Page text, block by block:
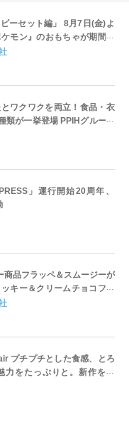
ーセット編」 8月7日(金)よ
モン』のおもちゃが期間限
ワクワクを両立！食品・衣
類が一挙登場 PPIHグループ
(木)より順次スタート
」運行開始20周年、
品フラッペ＆スムージーが
キー＆クリームチョコフラ
ー」8月5日（水）から販売
プチプチとした食感、とろ
力をたっぷりと。新作を含
が登場8月20日（木）スタ